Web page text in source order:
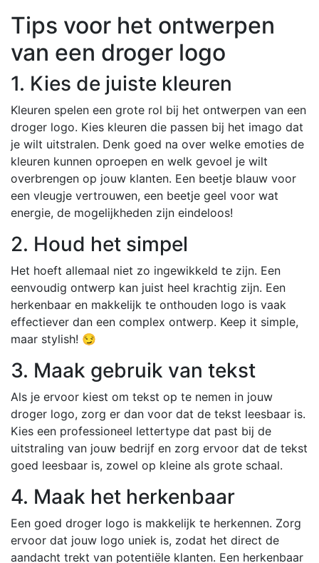
Tips voor het ontwerpen
van een droger logo
1. Kies de juiste kleuren
Kleuren spelen een grote rol bij het ontwerpen van een
droger logo. Kies kleuren die passen bij het imago dat
je wilt uitstralen. Denk goed na over welke emoties de
kleuren kunnen oproepen en welk gevoel je wilt
overbrengen op jouw klanten. Een beetje blauw voor
een vleugje vertrouwen, een beetje geel voor wat
energie, de mogelijkheden zijn eindeloos!
2. Houd het simpel
Het hoeft allemaal niet zo ingewikkeld te zijn. Een
eenvoudig ontwerp kan juist heel krachtig zijn. Een
herkenbaar en makkelijk te onthouden logo is vaak
effectiever dan een complex ontwerp. Keep it simple,
maar stylish! 😏
3. Maak gebruik van tekst
Als je ervoor kiest om tekst op te nemen in jouw
droger logo, zorg er dan voor dat de tekst leesbaar is.
Kies een professioneel lettertype dat past bij de
uitstraling van jouw bedrijf en zorg ervoor dat de tekst
goed leesbaar is, zowel op kleine als grote schaal.
4. Maak het herkenbaar
Een goed droger logo is makkelijk te herkennen. Zorg
ervoor dat jouw logo uniek is, zodat het direct de
aandacht trekt van potentiële klanten. Een herkenbaar